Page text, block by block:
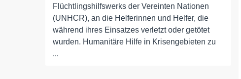
Flüchtlingshilfswerks der Vereinten Nationen
(UNHCR), an die Helferinnen und Helfer, die
während ihres Einsatzes verletzt oder getötet
wurden. Humanitäre Hilfe in Krisengebieten zu
...